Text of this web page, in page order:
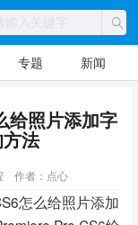
专题 新闻
照片添加字
法
作者：点心
怎么给照片添加